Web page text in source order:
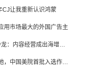
让我重新认识鸿蒙
用市场最大的外国广告主
2026 TikTok游戏出海沙龙：内容经营成出海增长新引擎
腾讯游戏百万奖学金落地，中国美院首批入选作品获业内关注